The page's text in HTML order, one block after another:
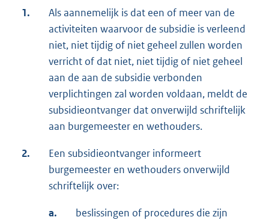
1.
Als aannemelijk is dat een of meer van de
activiteiten waarvoor de subsidie is verleend
niet, niet tijdig of niet geheel zullen worden
verricht of dat niet, niet tijdig of niet geheel
aan de aan de subsidie verbonden
verplichtingen zal worden voldaan, meldt de
subsidieontvanger dat onverwijld schriftelijk
aan burgemeester en wethouders.
2.
Een subsidieontvanger informeert
burgemeester en wethouders onverwijld
schriftelijk over:
a.
beslissingen of procedures die zijn